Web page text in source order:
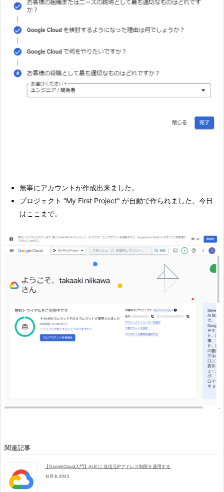
無事にアカウントが作成出来ました。
プロジェクト “My First Project" が自動で作られました。今日
はここまで。
関連記事
【GoogleCloud入門】ALB に 送信元IPアドレス制限を適用する
12月 8, 2023